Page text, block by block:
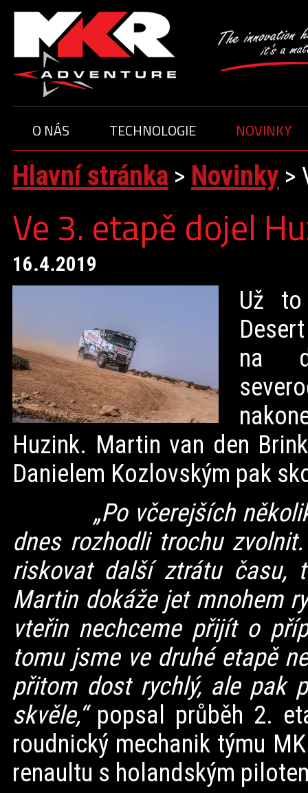
O NÁS
O TÝMU
ČLENOVÉ TÝMU JEZDCI
TECHNOLOGIE NOVINKY
Hlavní stránka > Novinky >
Ve 3. etapě dojel
16.4.2019
Už
na
Huzink. Martin van den
Danielem Kozlovským pak
„Po včerejších
dnes rozhodli trochu
riskovat další ztrátu času,
Martin dokáže jet mnohem
vteřin nechceme přijít o
tomu jsme ve druhé etapě
přitom dost rychlý, ale pak
skvěle,“ popsal průběh 2.
roudnický mechanik týmu
renaultu s holandským